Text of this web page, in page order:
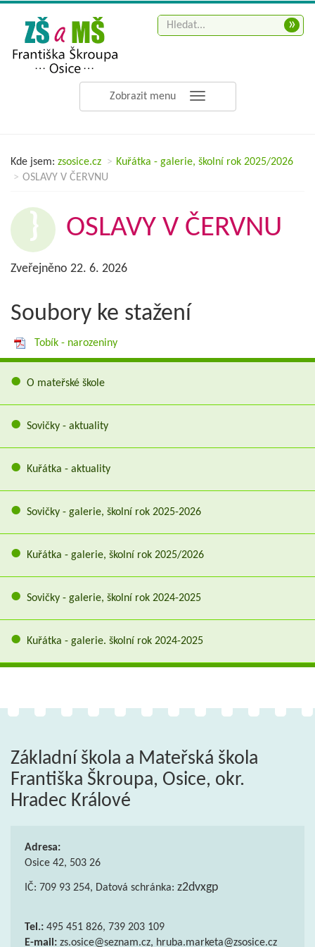
Zobrazit menu
»
Kde jsem: zsosice.cz
Kuřátka - galerie, školní rok 2025/2026
OSLAVY V ČERVNU
OSLAVY V ČERVNU
Zveřejněno 22. 6. 2026
Soubory ke stažení
Tobík - narozeniny
O mateřské škole
Sovičky - aktuality
Kuřátka - aktuality
Sovičky - galerie, školní rok 2025-2026
Kuřátka - galerie, školní rok 2025/2026
Sovičky - galerie, školní rok 2024-2025
Kuřátka - galerie. školní rok 2024-2025
Základní škola a Mateřská škola
Františka Škroupa, Osice, okr.
Hradec Králové
Adresa:
Osice 42, 503 26
IČ: 709 93 254, Datová schránka: z2dvxgp
Tel.: 495 451 826, 739 203 109
E-mail: zs.osice@seznam.cz, hruba.marketa@zsosice.cz